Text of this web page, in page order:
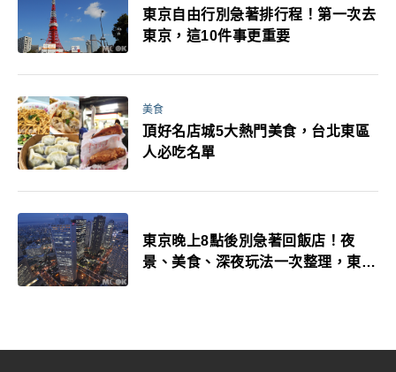
東京自由行別急著排行程！第一次去
東京，這10件事更重要
美食
頂好名店城5大熱門美食，台北東區
人必吃名單
東京晚上8點後別急著回飯店！夜
景、美食、深夜玩法一次整理，東京